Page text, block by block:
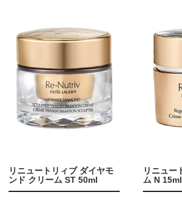
リニュートリィブ ダイヤモ
ンド クリーム ST 50ml
リニュー
ム N 15ml